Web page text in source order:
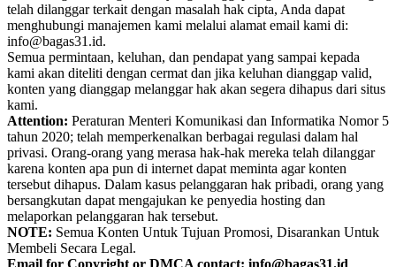
telah dilanggar terkait dengan masalah hak cipta, Anda dapat
menghubungi manajemen kami melalui alamat email kami di:
info@bagas31.id.
Semua permintaan, keluhan, dan pendapat yang sampai kepada
kami akan diteliti dengan cermat dan jika keluhan dianggap valid,
konten yang dianggap melanggar hak akan segera dihapus dari situs
kami.
Attention: Peraturan Menteri Komunikasi dan Informatika Nomor 5
tahun 2020; telah memperkenalkan berbagai regulasi dalam hal
privasi. Orang-orang yang merasa hak-hak mereka telah dilanggar
karena konten apa pun di internet dapat meminta agar konten
tersebut dihapus. Dalam kasus pelanggaran hak pribadi, orang yang
bersangkutan dapat mengajukan ke penyedia hosting dan
melaporkan pelanggaran hak tersebut.
NOTE: Semua Konten Untuk Tujuan Promosi, Disarankan Untuk
Membeli Secara Legal.